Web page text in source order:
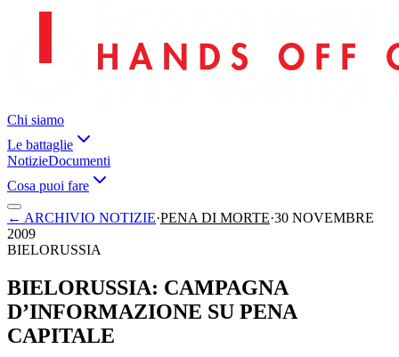
Chi siamo
Le battaglie
NotizieDocumenti
Cosa puoi fare
← ARCHIVIO NOTIZIE·PENA DI MORTE·30 NOVEMBRE
2009
BIELORUSSIA
BIELORUSSIA: CAMPAGNA
D’INFORMAZIONE SU PENA
CAPITALE